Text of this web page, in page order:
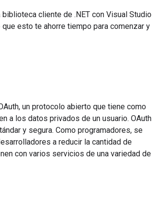
cliente de .NET con Visual Studio
esto te ahorre tiempo para comenzar y
un protocolo abierto que tiene como
a los datos privados de un usuario. OAuth
y segura. Como programadores, se
a reducir la cantidad de
con varios servicios de una variedad de